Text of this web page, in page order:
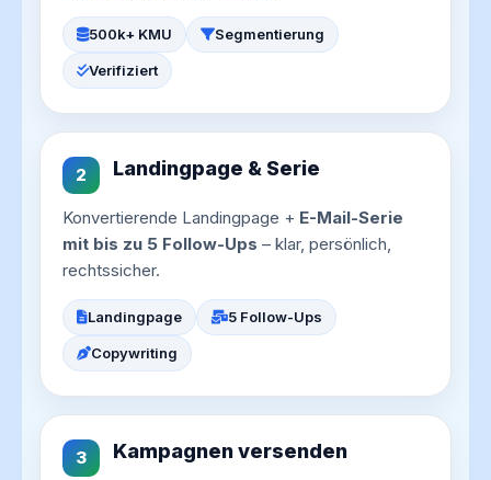
500k+ KMU Segmentierung
Verifiziert
2 Landingpage & Serie
Konvertierende Landingpage + E-Mail-Serie
mit bis zu 5 Follow-Ups – klar, persönlich,
rechtssicher.
Landingpage 5 Follow-Ups
Copywriting
3 Kampagnen versenden